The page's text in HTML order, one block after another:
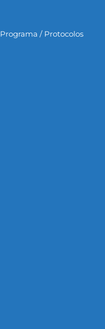
/ Protocolos